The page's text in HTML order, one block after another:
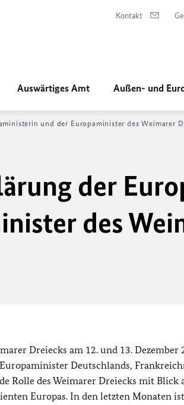
Kontakt
Auswärtiges Amt Außen- und
und der Europaminister des Weimarer
der
des
Dreiecks am 12. und 13. Dezember
Deutschlands,
Rolle des Weimarer Dreiecks mit Blick
Europas. In den letzten Monaten